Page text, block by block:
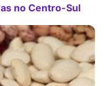
no Centro-Sul